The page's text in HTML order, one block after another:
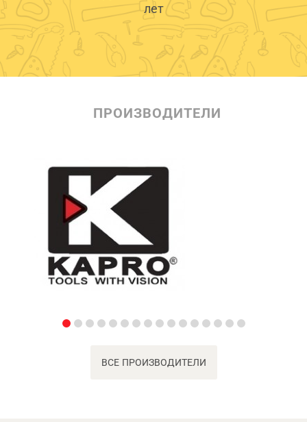
лет
ПРОИЗВОДИТЕЛИ
ВСЕ ПРОИЗВОДИТЕЛИ